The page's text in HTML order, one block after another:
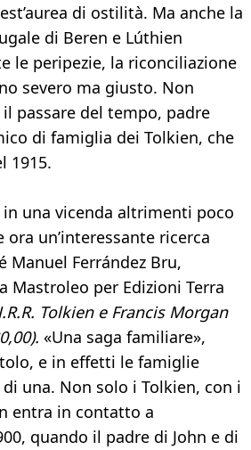
di ostilità. Ma anche la
di Beren e Lúthien
le peripezie, la riconciliazione
severo ma giusto. Non
passare del tempo, padre
di famiglia dei Tolkien, che
1915.
una vicenda altrimenti poco
un’interessante ricerca
Manuel Ferrández Bru,
Mastroleo per Edizioni Terra
Tolkien e Francis Morgan
«Una saga familiare»,
e in effetti le famiglie
una. Non solo i Tolkien, con i
entra in contatto a
quando il padre di John e di